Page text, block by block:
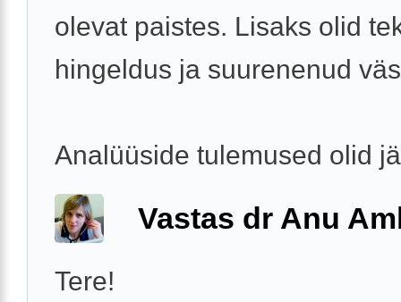
olevat paistes. Lisaks olid
hingeldus ja suurenenud
Analüüside tulemused olid
Vastas dr Anu
Tere!